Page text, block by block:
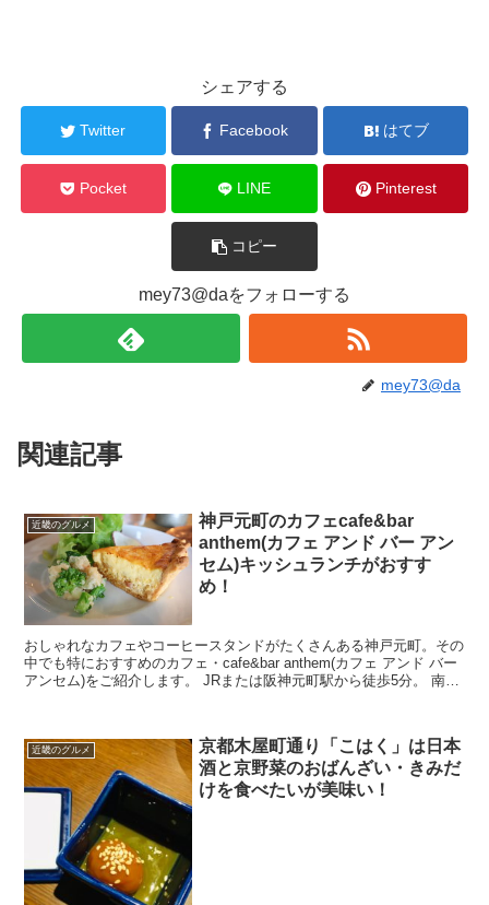
シェアする
Twitter Facebook はてブ
Pocket LINE Pinterest
コピー
mey73@daをフォローする
mey73@da
関連記事
近畿のグルメ
神戸元町のカフェcafe&bar
anthem(カフェ アンド バー アン
セム)キッシュランチがおすす
め！
おしゃれなカフェやコーヒースタンドがたくさんある神戸元町。その
中でも特におすすめのカフェ・cafe&bar anthem(カフェ アンド バー
アンセム)をご紹介します。 JRまたは阪神元町駅から徒歩5分。 南京
近畿のグルメ
京都木屋町通り「こはく」は日本
酒と京野菜のおばんざい・きみだ
けを食べたいが美味い！